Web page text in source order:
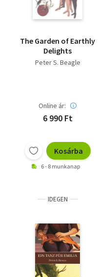
The Garden of Earthly
Delights
Peter S. Beagle
Online ár:
6 990 Ft
Kosárba
6 - 8 munkanap
IDEGEN